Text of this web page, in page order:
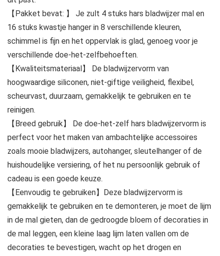
【Pakket bevat: 】 Je zult 4 stuks hars bladwijzer mal en
16 stuks kwastje hanger in 8 verschillende kleuren,
schimmel is fijn en het oppervlak is glad, genoeg voor je
verschillende doe-het-zelfbehoeften.
【Kwaliteitsmateriaal】 De bladwijzervorm van
hoogwaardige siliconen, niet-giftige veiligheid, flexibel,
scheurvast, duurzaam, gemakkelijk te gebruiken en te
reinigen.
【Breed gebruik】 De doe-het-zelf hars bladwijzervorm is
perfect voor het maken van ambachtelijke accessoires
zoals mooie bladwijzers, autohanger, sleutelhanger of de
huishoudelijke versiering, of het nu persoonlijk gebruik of
cadeau is een goede keuze.
【Eenvoudig te gebruiken】Deze bladwijzervorm is
gemakkelijk te gebruiken en te demonteren, je moet de lijm
in de mal gieten, dan de gedroogde bloem of decoraties in
de mal leggen, een kleine laag lijm laten vallen om de
decoraties te bevestigen, wacht op het drogen en